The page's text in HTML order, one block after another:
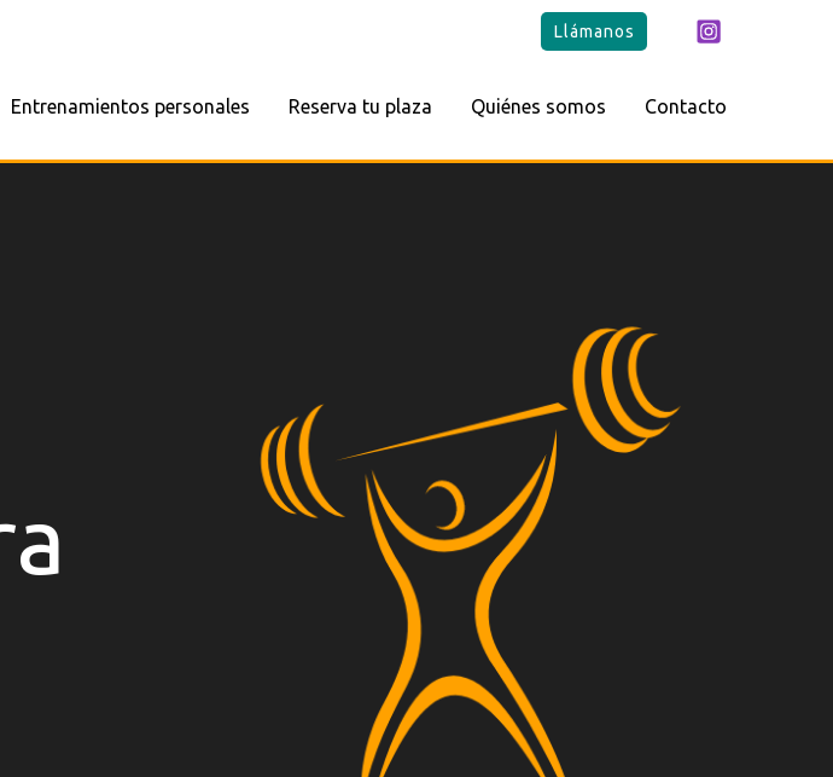
Llámanos
Entrenamientos personales Reserva tu plaza Quiénes somos Contacto